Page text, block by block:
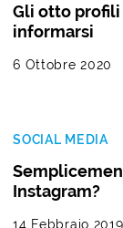
Gli otto profili
informarsi
6 Ottobre 2020
SOCIAL MEDIA
Instagram?
14 Febbraio 2019